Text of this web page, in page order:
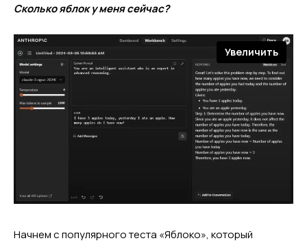
Сколько яблок у меня сейчас?
Увеличить
Начнем с популярного теста «Яблоко», который